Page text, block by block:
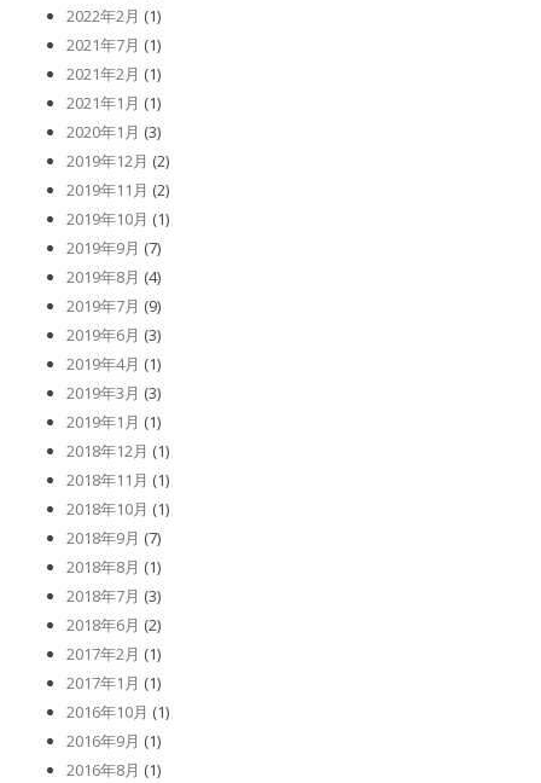
2022年2月 (1)
2021年7月 (1)
2021年2月 (1)
2021年1月 (1)
2020年1月 (3)
2019年12月 (2)
2019年11月 (2)
2019年10月 (1)
2019年9月 (7)
2019年8月 (4)
2019年7月 (9)
2019年6月 (3)
2019年4月 (1)
2019年3月 (3)
2019年1月 (1)
2018年12月 (1)
2018年11月 (1)
2018年10月 (1)
2018年9月 (7)
2018年8月 (1)
2018年7月 (3)
2018年6月 (2)
2017年2月 (1)
2017年1月 (1)
2016年10月 (1)
2016年9月 (1)
2016年8月 (1)